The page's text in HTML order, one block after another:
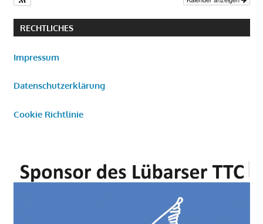
RECHTLICHES
Impressum
Datenschutzerklärung
Cookie Richtlinie